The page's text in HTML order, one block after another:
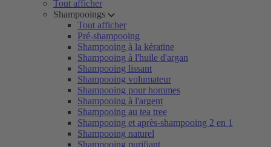
Tout afficher
Shampooings
Tout afficher
Pré-shampooing
Shampooing à la kératine
Shampooing à l'huile d'argan
Shampooing lissant
Shampooing volumateur
Shampooing pour hommes
Shampooing à l'argent
Shampooing au tea tree
Shampooing et après-shampooing 2 en 1
Shampooing naturel
Shampooing purifiant